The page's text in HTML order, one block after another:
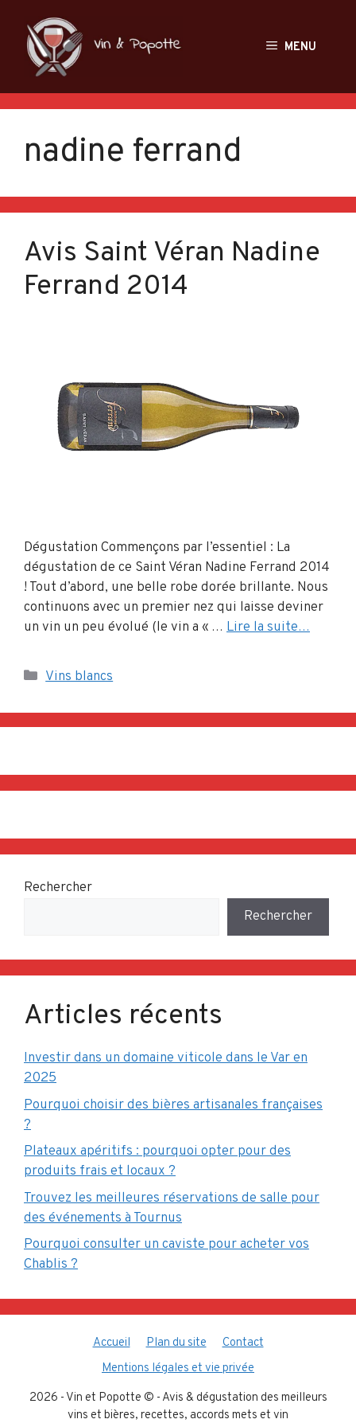
contenu
MENU
nadine ferrand
Avis Saint Véran Nadine
Ferrand 2014
Dégustation Commençons par l’essentiel : La
dégustation de ce Saint Véran Nadine Ferrand 2014
! Tout d’abord, une belle robe dorée brillante. Nous
continuons avec un premier nez qui laisse deviner
un vin un peu évolué (le vin a « … Lire la suite…
Catégories
Vins blancs
Rechercher
Rechercher
Articles récents
Investir dans un domaine viticole dans le Var en
2025
Pourquoi choisir des bières artisanales françaises
?
Plateaux apéritifs : pourquoi opter pour des
produits frais et locaux ?
Trouvez les meilleures réservations de salle pour
des événements à Tournus
Pourquoi consulter un caviste pour acheter vos
Chablis ?
Accueil Plan du site
Contact
Mentions légales et vie privée
2026 - Vin et Popotte © - Avis & dégustation des meilleurs
vins et bières, recettes, accords mets et vin